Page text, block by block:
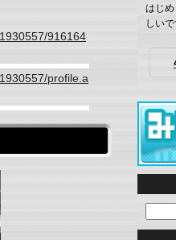
916164
profile.a
はじ
しい